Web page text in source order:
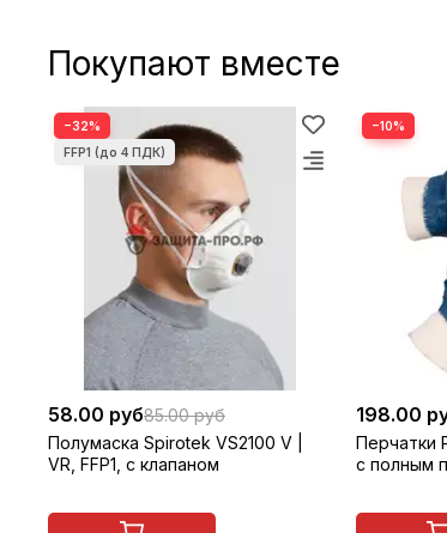
Покупают вместе
−32%
58.00 руб85.00 руб
Полумаска Spirotek VS2100 V |
VR, FFP1, с клапаном
−10%
198.00
Перчатки
с полным